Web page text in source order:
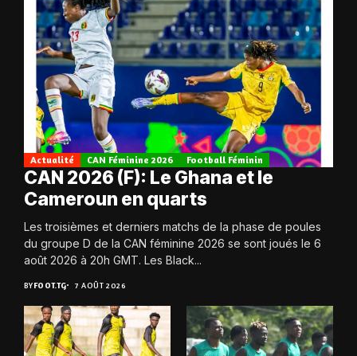
Actualité CAN Féminine 2026 Football Féminin
CAN 2026 (F): Le Ghana et le
Cameroun en quarts
Les troisièmes et derniers matchs de la phase de poules
du groupe D de la CAN féminine 2026 se sont joués le 6
août 2026 à 20h GMT. Les Black...
BYFOOT.TG 7 AOÛT 2026